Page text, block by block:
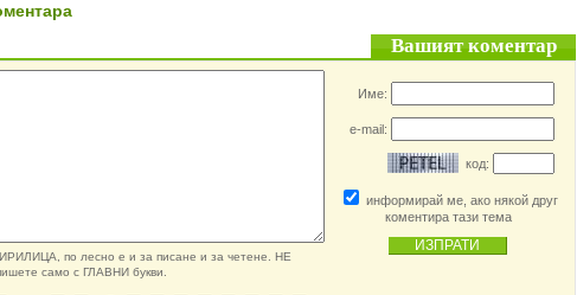
Вашият коментар
по лесно е и за писане и за четене. НЕ
само с ГЛАВНИ букви.
Име:
e-mail:
код:
информирай ме, ако някой друг
коментира тази тема